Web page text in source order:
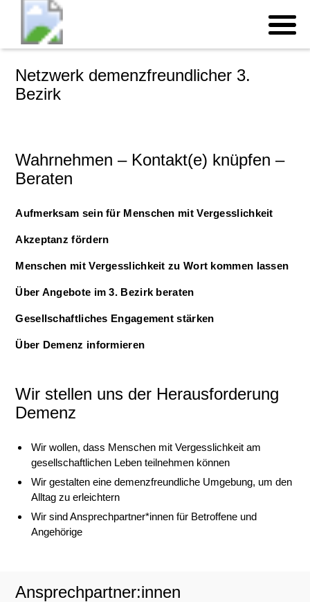
Netzwerk demenzfreundlicher 3.
Bezirk
Wahrnehmen – Kontakt(e) knüpfen –
Beraten
Aufmerksam sein für Menschen mit Vergesslichkeit
Akzeptanz fördern
Menschen mit Vergesslichkeit zu Wort kommen lassen
Über Angebote im 3. Bezirk beraten
Gesellschaftliches Engagement stärken
Über Demenz informieren
Wir stellen uns der Herausforderung
Demenz
Wir wollen, dass Menschen mit Vergesslichkeit am
gesellschaftlichen Leben teilnehmen können
Wir gestalten eine demenzfreundliche Umgebung, um den
Alltag zu erleichtern
Wir sind Ansprechpartner*innen für Betroffene und
Angehörige
Ansprechpartner:innen